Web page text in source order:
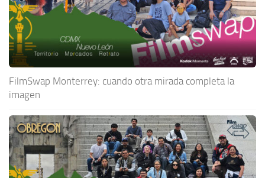
FilmSwap Monterrey: cuando otra mirada completa la
imagen